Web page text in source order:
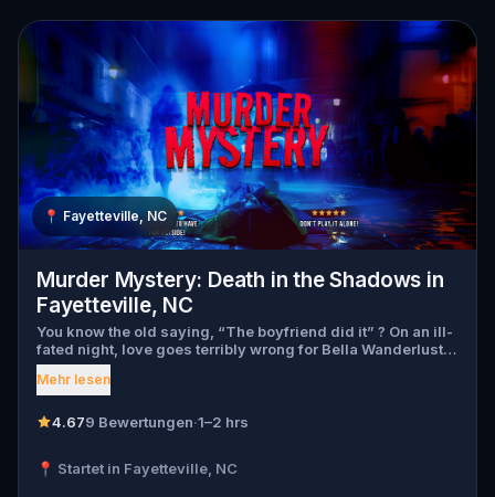
📍 Fayetteville, NC
Murder Mystery: Death in the Shadows in
Fayetteville, NC
You know the old saying, “The boyfriend did it” ? On an ill-
fated night, love goes terribly wrong for Bella Wanderlust
and Walter Bridges . Bella, a famous travel blogger, was
found dead during a ghost tour led by the theatrical Percy
Walter, the obsessed boyfriend? Percy, the ghost tour
suspects, and expose the real murderer before they strike
Mehr lesen
4.679 Bewertungen·1–2 hrs
📍 Startet in Fayetteville, NC